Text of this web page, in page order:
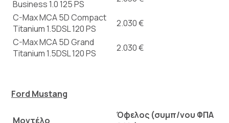
Business 1.0 125 PS
C-Max MCA 5D Compact
Titanium 1.5DSL 120 PS
2.030 €
C-Max MCA 5D Grand
Titanium 1.5DSL 120 PS
2.030 €
Ford Mustang
Μοντέλο
Όφελος (συμπ/νου ΦΠΑ